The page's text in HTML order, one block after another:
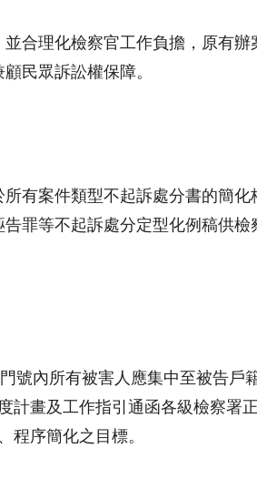
合理化檢察官工作負擔，原有辦
民眾訴訟權保障。
有案件類型不起訴處分書的簡化
罪等不起訴處分定型化例稿供
號內所有被害人應集中至被告戶
計畫及工作指引通函各級檢察署
程序簡化之目標。